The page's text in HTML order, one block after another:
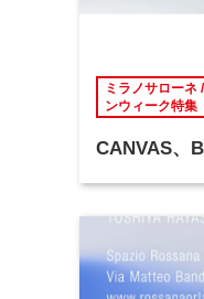
ミラノサローネ
ンウィーク特集
CANVAS、